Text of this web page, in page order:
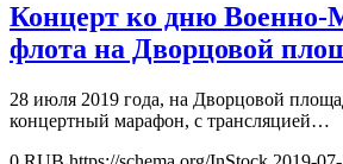
Концерт ко дню Военно-
флота на Дворцовой
28 июля 2019 года, на Дворцовой
концертный марафон, с трансляцией…